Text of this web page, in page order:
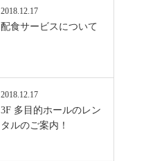
2018.12.17
配食サービスについて
2018.12.17
3F 多目的ホールのレン
タルのご案内！